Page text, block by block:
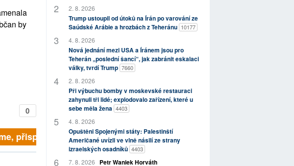
by
0
přispějte. ➥
2. 8. 2026
Trump ustoupil od útoků na Írán po varování ze
Saúdské Arábie a hrozbách z Teheránu 10177
4. 8. 2026
Nová jednání mezi USA a Íránem jsou pro
Teherán „poslední šancí“, jak zabránit eskalaci
války, tvrdí Trump 7660
2. 8. 2026
Při výbuchu bomby v moskevské restauraci
zahynuli tři lidé; explodovalo zařízení, které u
sebe měla žena 4403
4. 8. 2026
Opuštěni Spojenými státy: Palestinští
Američané uvízli ve vlně násilí ze strany
izraelských osadníků 4403
7. 8. 2026
Petr Waniek Horváth